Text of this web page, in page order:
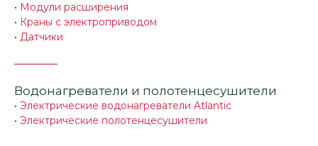
• Модули расширения
• Краны с электроприводом
• Датчики
Водонагреватели и полотенцесушители
• Электрические водонагреватели Atlantic
• Электрические полотенцесушители